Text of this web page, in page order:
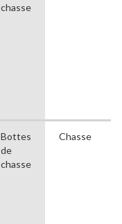
chasse
Bottes
de
chasse
Chasse